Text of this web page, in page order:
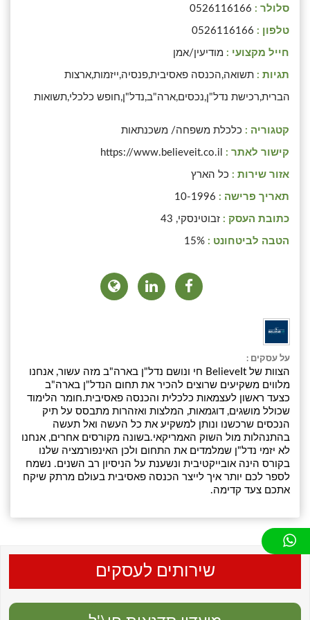
סלולר : 0526116166
טלפון : 0526116166
חייל מקצועי : מודיעין/אמן
תגיות : תשואה,הכנסה פאסיבית,פנסיה,ייזמות,ארצות
הברית,רכישת נדל"ן,נכסים,ארה"ב,נדל"ן,חופש כלכלי,תשואות
קטגוריה : כלכלת משפחה/ משכנתאות
קישור לאתר : https://www.believeit.co.il
אזור שירות : כל הארץ
תאריך פרישה : 10-1996
כתובת העסק : זבוטינסקי, 43
הטבה לביטחונט : 15%
על עסקים :
הצוות של BelieveIt חי ונושם נדל"ן בארה"ב מזה עשור, אנחנו
מלווים משקיעים שרוצים להכיר את תחום הנדל"ן בארה"ב
כצעד ראשון לעצמאות כלכלית והכנסה פאסיבית. ​ חומר הלימוד
שכולל מושגים, דוגמאות, המלצות ואזהרות מתבסס על תיק
הנכסים שרכשנו ונותן למשקיע את כל העשה ואל תעשה
בהתנהלות מול השוק האמריקאי. ​ בשונה מקורסים אחרים, אנחנו
לא יזמי נדל"ן שמלמדים את התחום ולכן האינפורמציה שלנו
בקורס הינה אובייקטיבית ונשענת על הניסיון רב השנים. נשמח
לספר לכם יותר איך לייצר הכנסה פאסיבית בעולם מרתק שיקח
אתכם צעד קדימה.
שירותים לעסקים